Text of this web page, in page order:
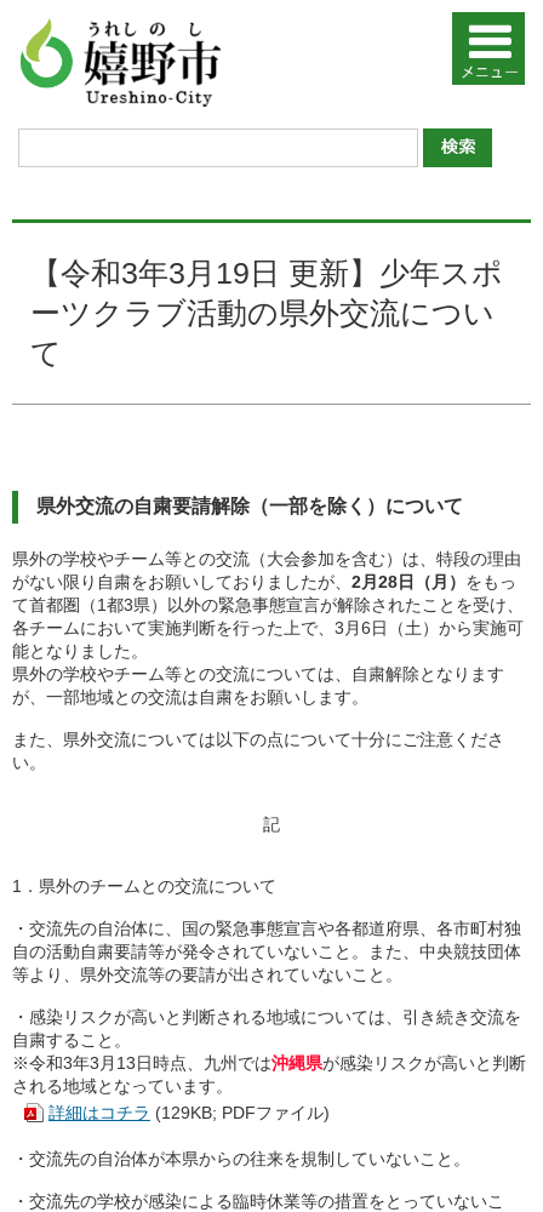
【令和3年3月19日 更新】少年スポ
ーツクラブ活動の県外交流につい
て
県外交流の自粛要請解除（一部を除く）について
県外の学校やチーム等との交流（大会参加を含む）は、特段の理由
がない限り自粛をお願いしておりましたが、 2月28日（月） をもっ
て首都圏（1都3県）以外の緊急事態宣言が解除されたことを受け、
各チームにおいて実施判断を行った上で、3月6日（土）から実施可
能となりました。
県外の学校やチーム等との交流については、自粛解除となります
が、一部地域との交流は自粛をお願いします。
また、県外交流については以下の点について十分にご注意くださ
い。
記
1．県外のチームとの交流について
・交流先の自治体に、国の緊急事態宣言や各都道府県、各市町村独
自の活動自粛要請等が発令されていないこと。また、中央競技団体
等より、県外交流等の要請が出されていないこと。
・感染リスクが高いと判断される地域については、引き続き交流を
自粛すること。
※令和3年3月13日時点、九州では沖縄県が感染リスクが高いと判断
される地域となっています。
詳細はコチラ (129KB; PDFファイル)
・交流先の自治体が本県からの往来を規制していないこと。
・交流先の学校が感染による臨時休業等の措置をとっていないこ